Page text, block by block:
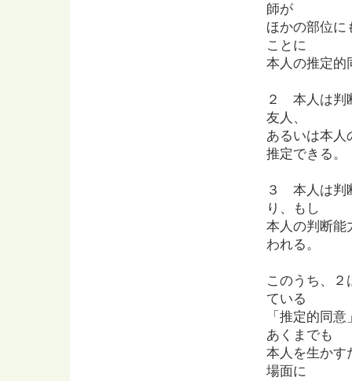
師が
ほかの部位に
ことに
本人の推定的
２ 本人は判
友人、
あるいは本人
推定できる。
３ 本人は判
り、もし
本人の判断能
われる。
このうち、２
ている
「推定的同
あくまでも
本人を生かす
場面に